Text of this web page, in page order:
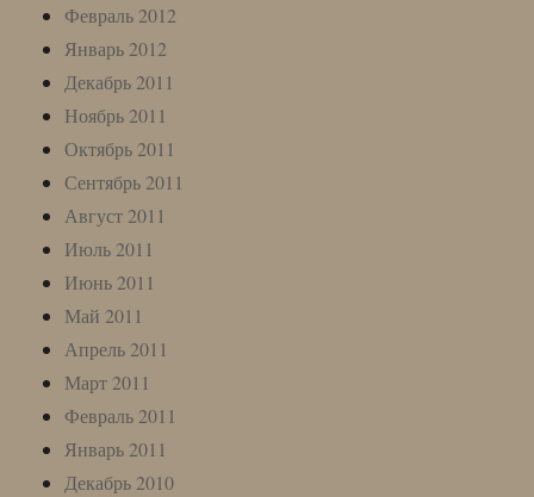
Февраль 2012
Январь 2012
Декабрь 2011
Ноябрь 2011
Октябрь 2011
Сентябрь 2011
Август 2011
Июль 2011
Июнь 2011
Май 2011
Апрель 2011
Март 2011
Февраль 2011
Январь 2011
Декабрь 2010